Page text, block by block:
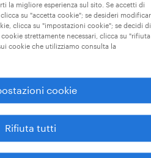
€ annuale
cassiere part
la migliore esperienza sul sito. Se accetti di
su "accetta cookie"; se desideri
clicca su "impostazioni cookie"; se decidi di
strettamente necessari, clicca su "rifiuta
cookie che utilizziamo consulta la
cookie
Rifiuta tutti